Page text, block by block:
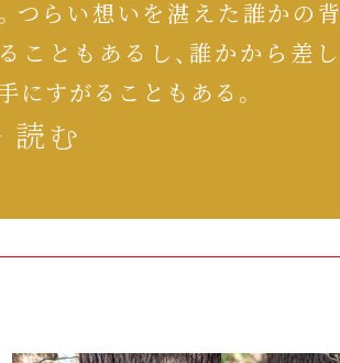
つらい想いを湛えた誰かの
こともあるし、誰かから差
にすがることもある。
む